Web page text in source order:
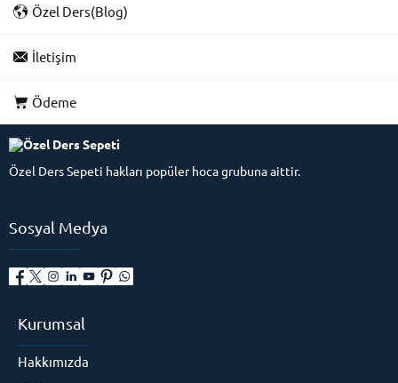
Özel Ders(Blog)
İletişim
Ödeme
Özel Ders Sepeti hakları popüler hoca grubuna aittir.
Sosyal Medya
Kurumsal
Hakkımızda